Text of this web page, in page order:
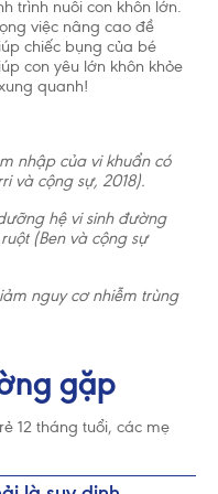
trình nuôi con khôn lớn.
việc nâng cao đề
chiếc bụng của bé
con yêu lớn khôn khỏe
quanh!
nhập của vi khuẩn có
và cộng sự, 2018).
hệ vi sinh đường
(Ben và cộng sự
nguy cơ nhiễm trùng
gặp
12 tháng tuổi, các mẹ